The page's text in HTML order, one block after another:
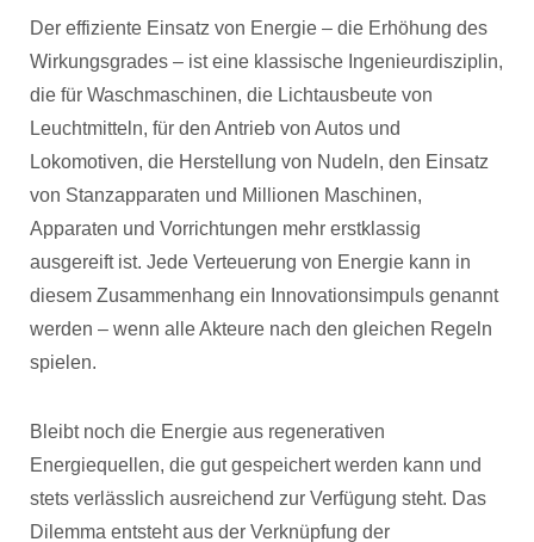
Der effiziente Einsatz von Energie – die Erhöhung des
Wirkungsgrades – ist eine klassische Ingenieurdisziplin,
die für Waschmaschinen, die Lichtausbeute von
Leuchtmitteln, für den Antrieb von Autos und
Lokomotiven, die Herstellung von Nudeln, den Einsatz
von Stanzapparaten und Millionen Maschinen,
Apparaten und Vorrichtungen mehr erstklassig
ausgereift ist. Jede Verteuerung von Energie kann in
diesem Zusammenhang ein Innovationsimpuls genannt
werden – wenn alle Akteure nach den gleichen Regeln
spielen.
Bleibt noch die Energie aus regenerativen
Energiequellen, die gut gespeichert werden kann und
stets verlässlich ausreichend zur Verfügung steht. Das
Dilemma entsteht aus der Verknüpfung der